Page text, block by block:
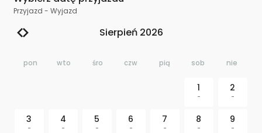
Przyjazd - Wyjazd
Sierpień 2026
pon wto śro czw pią sob nie
1
-
2
-
3
-
4
-
5
-
6
-
7
-
8
-
9
-